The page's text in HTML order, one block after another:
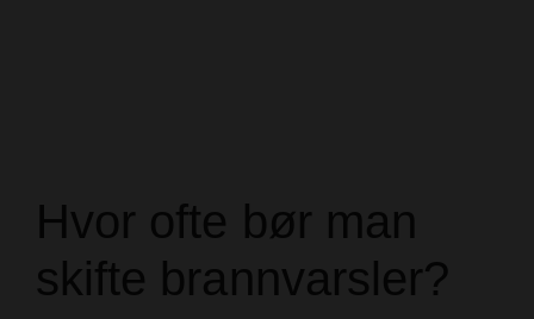
skifte brannvarsler?
Bytt ut eldre røykvarslere